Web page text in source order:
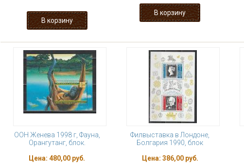
ООН Женева 1998 г, Фауна,
Орангутанг, блок.
Цена: 480,00 руб.
Филвыставка в Лондоне,
Болгария 1990, блок
Цена: 386,00 руб.